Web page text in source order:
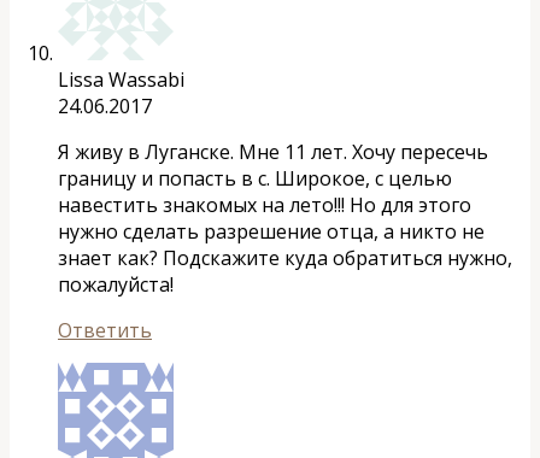
Lissa Wassabi
24.06.2017
Я живу в Луганске. Мне 11 лет. Хочу пересечь
границу и попасть в с. Широкое, с целью
навестить знакомых на лето!!! Но для этого
нужно сделать разрешение отца, а никто не
знает как? Подскажите куда обратиться нужно,
пожалуйста!
Ответить